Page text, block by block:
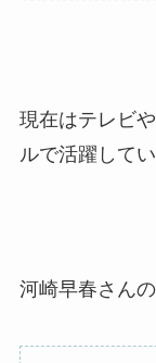
現在はテレビ
ルで活躍してい
河崎早春さん